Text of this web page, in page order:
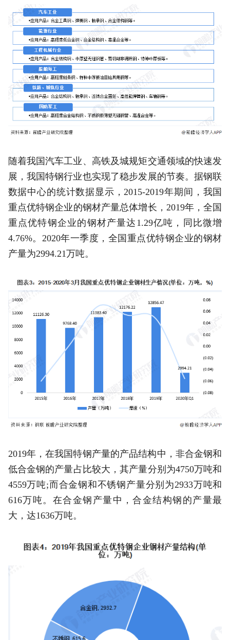
随着我国汽车工业、高铁及城规矩交通领域的快速发
展，我国特钢行业也实现了稳步发展的节奏。据钢联
数据中心的统计数据显示，2015-2019年期间，我国
重点优特钢企业的钢材产量总体增长，2019年，全国
重点优特钢企业的钢材产量达1.29亿吨，同比微增
4.76%。2020年一季度，全国重点优特钢企业的钢材
产量为2994.21万吨。
2019年，在我国特钢产量的产品结构中，非合金钢和
低合金钢的产量占比较大，其产量分别为4750万吨和
4559万吨;而合金钢和不锈钢产量分别为2933万吨和
616万吨。在合金钢产量中，合金结构钢的产量最
大，达1636万吨。